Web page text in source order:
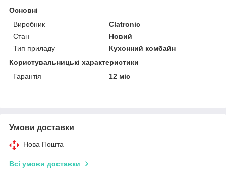
Основні
Виробник
Clatronic
Стан
Новий
Тип приладу
Кухонний комбайн
Користувальницькі характеристики
Гарантія
12 міс
Умови доставки
Нова Пошта
Всі умови доставки